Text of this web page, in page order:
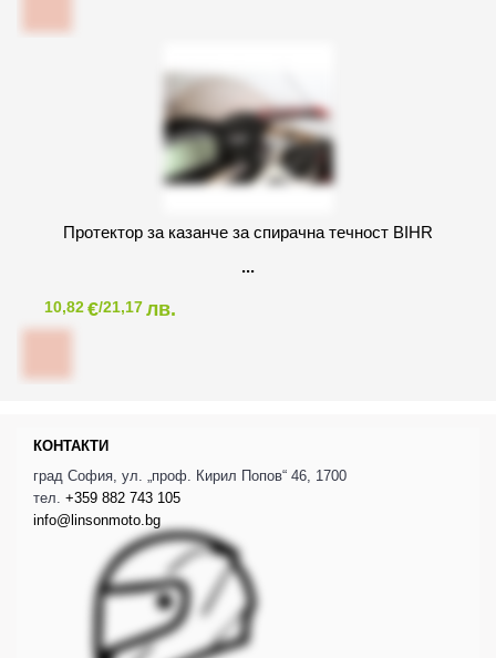
Протектор за казанче за спирачна течност BIHR
10,82€/21,17лв.
КОНТАКТИ
град София, ул. „проф. Кирил Попов“ 46, 1700
тел. +359 882 743 105
info@linsonmoto.bg